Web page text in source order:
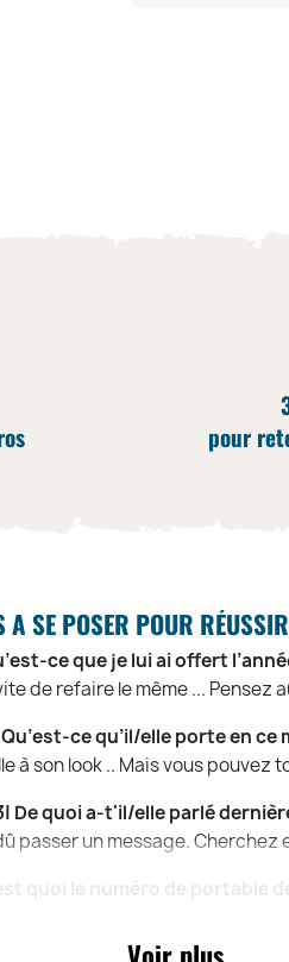
pour
A SE POSER POUR
ce que je lui ai offert
de refaire le même ... Pensez
ce qu’il/elle porte en ce
à son look .. Mais vous pouvez
De quoi a-t'il/elle parlé
passer un message.